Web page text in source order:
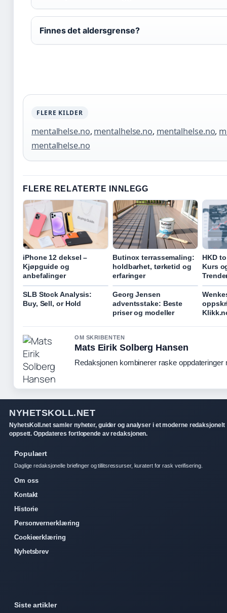
Finnes det aldersgrense?
FLERE KILDER
mentalhelse.no, mentalhelse.no, mentalhelse.no,
mentalhelse.no
FLERE RELATERTE INNLEGG
iPhone 12 deksel –
Kjøpguide og
anbefalinger
Butinox terrassemaling:
holdbarhet, tørketid og
erfaringer
HKD
Kurs
SLB Stock Analysis:
Buy, Sell, or Hold
Georg Jensen
adventsstake: Beste
priser og modeller
OM SKRIBENTEN
Mats Eirik Solberg Hansen
Redaksjonen kombinerer raske oppdateringer
NYHETSKOLL.NET
NyhetsKoll.net samler nyheter, guider og analyser i et moderne redaksjonelt
oppsett. Oppdateres fortlopende av redaksjonen.
Populaert
Daglige redaksjonelle briefinger og tillitsressurser, kuratert for rask verifisering.
Om oss
Kontakt
Historie
Personvernerklæring
Cookieerklæring
Nyhetsbrev
Siste artikler